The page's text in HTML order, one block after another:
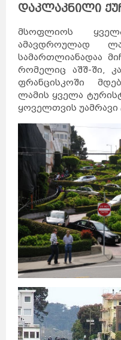
დაკლაკნილი
მსოფლიოს
ამავდროულად
სამართლიანადაა
რომელიც აშშ-ში,
ფრანცისკოში
ლამის ყველა
ყოველთვის უამრავი